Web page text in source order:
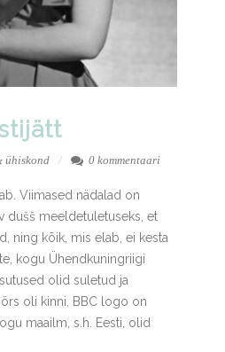
ühiskond 0 kommentaari
Viimased nädalad on
dušš meeldetuletuseks, et
ning kõik, mis elab, ei kesta
kogu Ühendkuningriigi
olid suletud ja
oli kinni, BBC logo on
maailm, s.h. Eesti, olid